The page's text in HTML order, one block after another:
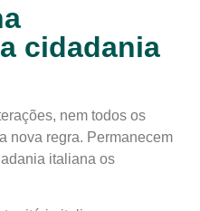
cidadania
nem todos os
nova regra. Permanecem
italiana os